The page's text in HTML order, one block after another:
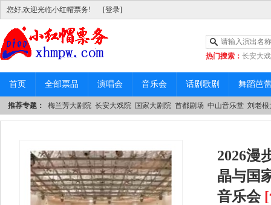
您好,欢迎光临小红帽票务! [登录]
热门搜索： 长安大
|中山音乐堂
首页 全部票品 演唱会 音乐会 话剧歌剧 舞蹈芭
推荐专题： 梅兰芳大剧院 长安大戏院 国家大剧院 首都剧场 中山音乐堂 刘老根
2026漫
晶与国
音乐会